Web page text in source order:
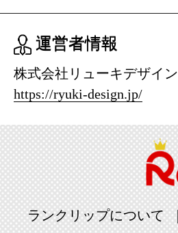
運営者情報
株式会社リューキデザイン
https://ryuki-design.jp/
ランクリップについて